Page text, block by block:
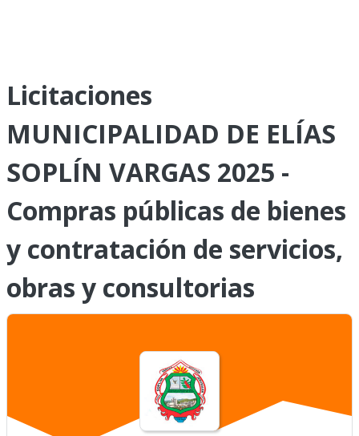
Licitaciones
MUNICIPALIDAD DE ELÍAS
SOPLÍN VARGAS 2025 -
Compras públicas de bienes
y contratación de servicios,
obras y consultorias